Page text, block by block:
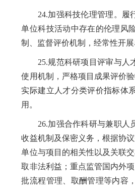
24.加强科技伦理管理。履行
单位科技活动中存在的伦理风
制、监督评价机制，经常性开
25.规范科研项目评审与人才
使用机制，严格项目成果评价
实际建立人才分类评价指标体
用。
26.加强合作科研与兼职人员
收益机制及保密义务，根据协
单位与项目的相关性以及关联
取非法利益；重点监管国内外
批流程管理、取酬管理等内容